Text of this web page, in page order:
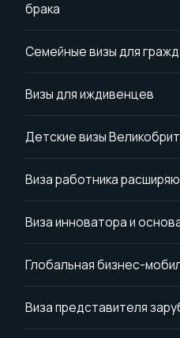
брака
Семейные визы для
Визы для иждивенцев
Детские визы
Виза работника
Виза инноватора и
Глобальная бизнес-
Виза представителя